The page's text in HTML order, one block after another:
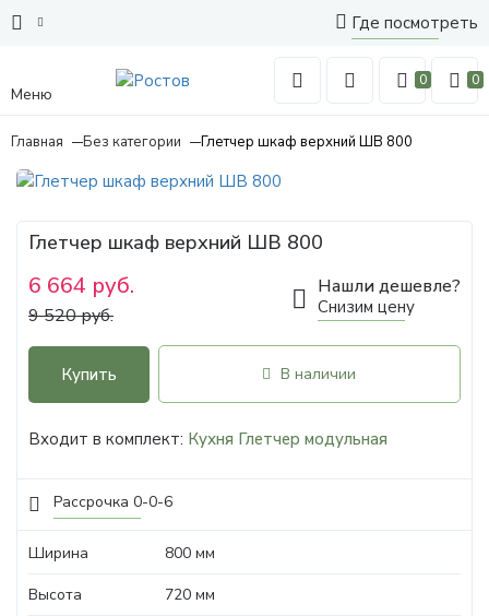
Где посмотреть
Меню
0 0
Главная Без категории Глетчер шкаф верхний ШВ 800
Рассрочка 0-0-6
Глетчер шкаф верхний ШВ 800
6 664 руб.
9 520 руб.
Нашли дешевле?
Снизим цену
Купить В наличии
Входит в комплект: Кухня Глетчер модульная
Ширина
800 мм
Высота
720 мм